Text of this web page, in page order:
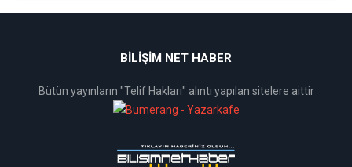
BİLİŞİM NET HABER
Bütün yayınların "Telif Hakları" alıntı yapılan sitelere aittir